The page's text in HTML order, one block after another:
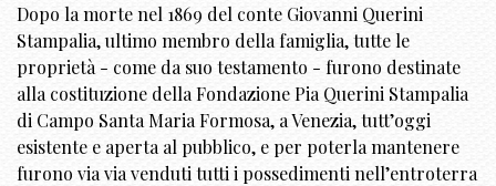
Dopo la morte nel 1869 del conte Giovanni Querini
Stampalia, ultimo membro della famiglia, tutte le
proprietà - come da suo testamento - furono destinate
alla costituzione della Fondazione Pia Querini Stampalia
di Campo Santa Maria Formosa, a Venezia, tutt’oggi
esistente e aperta al pubblico, e per poterla mantenere
furono via via venduti tutti i possedimenti nell’entroterra